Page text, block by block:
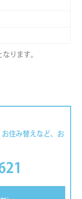
ります。
住み替えなど、お